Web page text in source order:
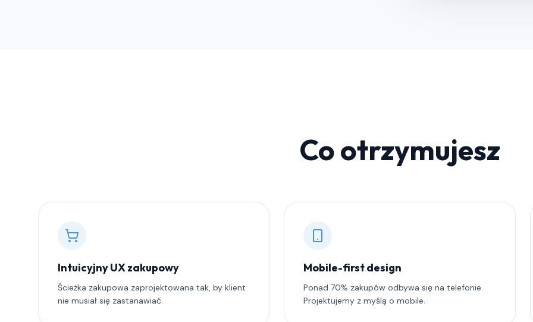
Co otrzymujesz
Intuicyjny UX zakupowy
Ścieżka zakupowa zaprojektowana tak, by klient
nie musiał się zastanawiać.
Mobile-first design
Ponad 70% zakupów odbywa się na telefonie.
Projektujemy z myślą o mobile.